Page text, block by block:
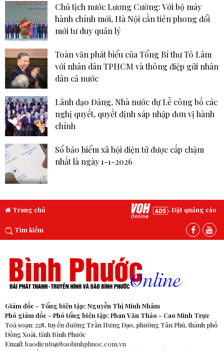
Chủ tịch nước Lương Cường: Với bộ máy
hành chính mới, Hà Nội cần tiên phong đổi
mới tư duy quản lý
Toàn văn phát biểu của Tổng Bí thư Tô Lâm
với nhân dân TPHCM và thông điệp gửi nhân
dân cả nước
Lãnh đạo Đảng, Nhà nước dự Lễ công bố các
nghị quyết, quyết định sáp nhập đơn vị hành
chính
Sổ bảo hiểm xã hội điện tử được cấp chậm
nhất là ngày 1-1-2026
Trang chủ Đặt quảng cáo
Tìm kiếm
Giám đốc - Tổng biên tập: Nguyễn Thị Minh Nhâm
Phó giám đốc - Phó tổng biên tập: Phan Văn Thảo - Cao Minh Trực
Toà soạn: 228, tuyến đường Trần Hưng Đạo, phường Tân Phú, thành phố
Đồng Xoài, tỉnh Bình Phước
Email: baodientu@baobinhphuoc.com.vn